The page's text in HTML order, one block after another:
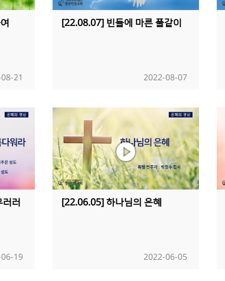
21
[22.08.07] 빈들에 마른 풀같이
2022-08-07
러
19
[22.06.05] 하나님의 은혜
2022-06-05